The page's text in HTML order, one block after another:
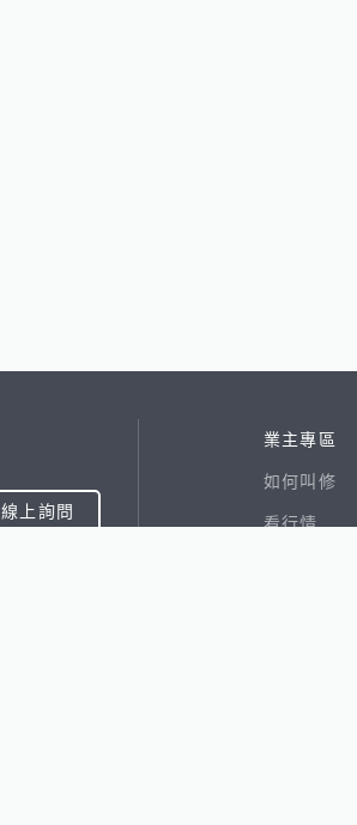
線上詢問
業主專區
如何叫修
看行情